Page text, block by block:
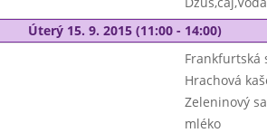
Úterý 15. 9. 2015 (11:00 - 14:00)
Frankfurtská
Hrachová
Zeleninový
mléko